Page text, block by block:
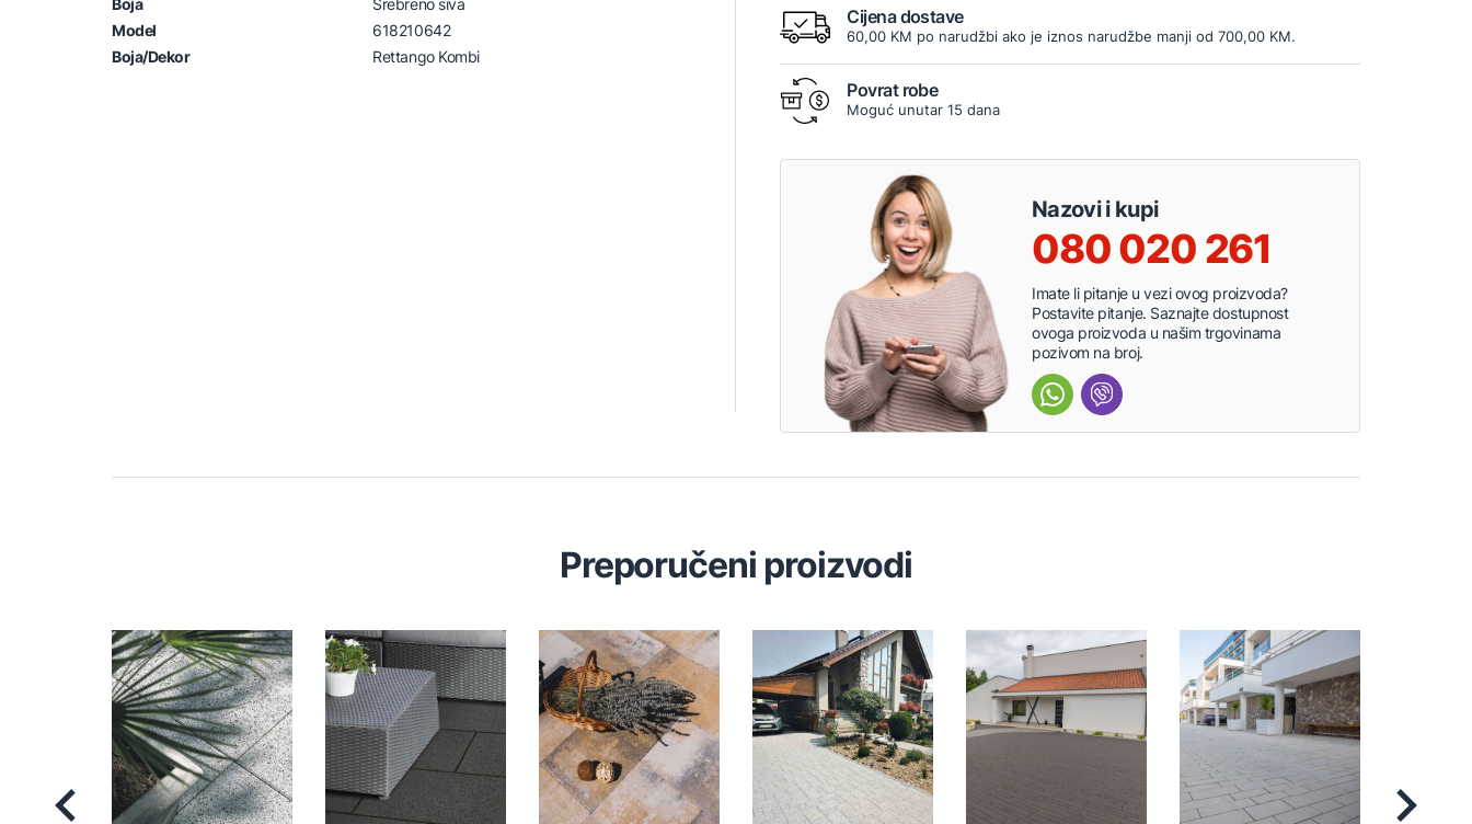
Boja
Srebreno siva
Model
618210642
Boja/Dekor
Rettango Kombi
Cijena dostave
60,00 KM po narudžbi ako je iznos narudžbe manji od 700,00 KM.
Povrat robe
Moguć unutar 15 dana
Nazovi i kupi
080 020 261
Imate li pitanje u vezi ovog proizvoda?
Postavite pitanje. Saznajte dostupnost
ovoga proizvoda u našim trgovinama
pozivom na broj.
Preporučeni proizvodi